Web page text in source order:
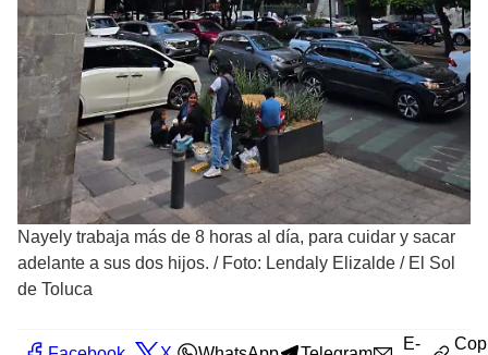
Nayely trabaja más de 8 horas al día, para cuidar y sacar
adelante a sus dos hijos. / Foto: Lendaly Elizalde / El Sol
de Toluca
E-